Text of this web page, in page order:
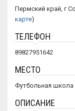
Пермский край, г
карте)
ТЕЛЕФОН
89827951642
МЕСТО
Футбольная школа
ОПИСАНИЕ